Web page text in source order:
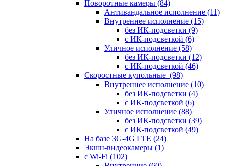
Поворотные камеры (84)
Антивандальное исполнение (11)
Внутреннее исполнение (15)
без ИК-подсветки (9)
с ИК-подсветкой (6)
Уличное исполнение (58)
без ИК-подсветки (12)
с ИК-подсветкой (46)
Скоростные купольные (98)
Внутреннее исполнение (10)
без ИК-подсветки (4)
с ИК-подсветкой (6)
Уличное исполнение (88)
без ИК-подсветки (39)
с ИК-подсветкой (49)
На базе 3G-4G LTE (24)
Экшн-видеокамеры (1)
с Wi-Fi (102)